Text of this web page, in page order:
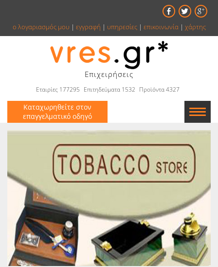
ο λογαριασμός μου | εγγραφή | υπηρεσίες| επικοινωνία| χάρτης
Επιχειρήσεις
Εταιρίες 177295 Επιτηδεύματα 1532 Προϊόντα 4327
Καταχωρηθείτε στον
επαγγελματικό οδηγό
Εταιρείες
Κατάλογος
Αγγελίες
Βιβλία
Ειδήσεις
Παιχνίδια